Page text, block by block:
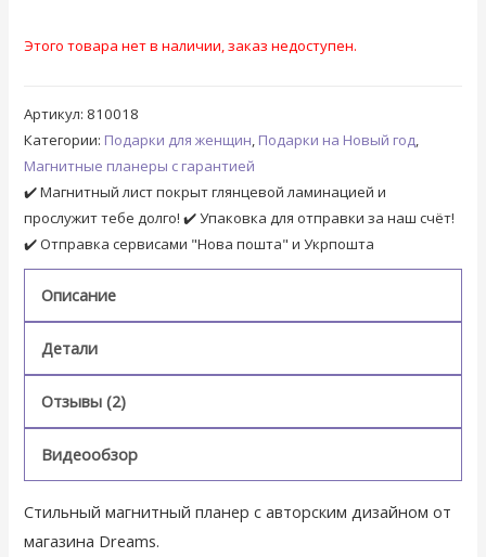
основе
опроса
Этого товара нет в наличии, заказ недоступен.
Артикул: 810018
Категории: Подарки для женщин, Подарки на Новый год,
Магнитные планеры с гарантией
✔️ Магнитный лист покрыт глянцевой ламинацией и
прослужит тебе долго! ✔️ Упаковка для отправки за наш счёт!
✔️ Отправка сервисами "Нова пошта" и Укрпошта
Описание
Детали
Отзывы (2)
Видеообзор
Стильный магнитный планер с авторским дизайном от
магазина Dreams.